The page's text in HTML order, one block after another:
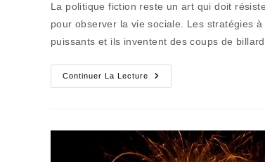
publication :
La politique fiction reste un art qui doit
pour observer la vie sociale. Les stratégies
puissants et ils inventent des coups de
Continuer La Lecture
Et
Si
Rustine
Obligée
?